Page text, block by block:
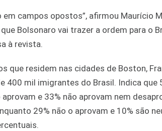
campos opostos”, afirmou Maurício
Bolsonaro vai trazer a ordem para o
à revista.
residem nas cidades de Boston,
400 mil imigrantes do Brasil. Indica que
e 33% não aprovam nem
29% não o aprovam e 10% são